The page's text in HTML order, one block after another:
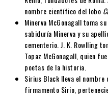
nombre científico del lobo
Minerva McGonagall toma
sabiduría Minerva y su
cementerio. J. K. Rowlling
Topaz McGonagall, quien
poetas de la historia.
Sirius Black lleva el
firmamento Sirio,